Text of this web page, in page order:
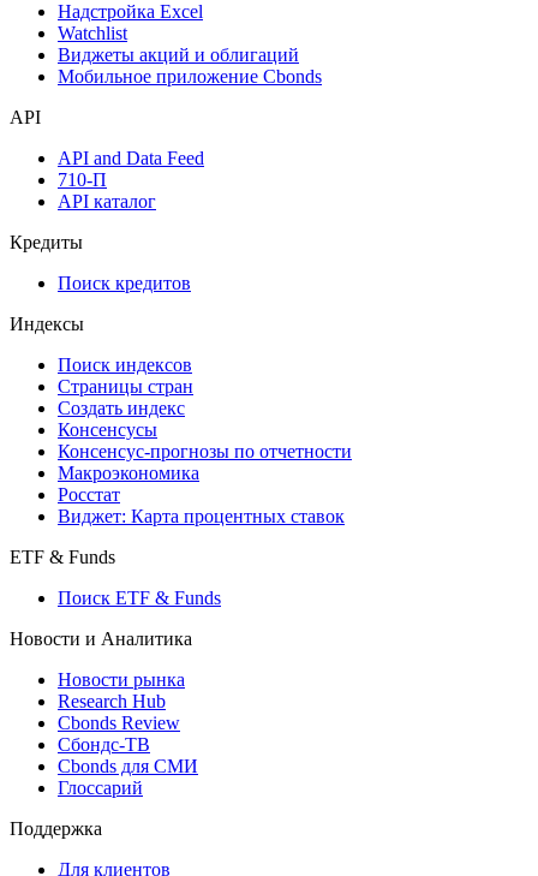
Надстройка Excel
Watchlist
Виджеты акций и облигаций
Мобильное приложение Cbonds
API
API and Data Feed
710-П
API каталог
Кредиты
Поиск кредитов
Индексы
Поиск индексов
Страницы стран
Создать индекс
Консенсусы
Консенсус-прогнозы по отчетности
Макроэкономика
Росстат
Виджет: Карта процентных ставок
ETF & Funds
Поиск ETF & Funds
Новости и Аналитика
Новости рынка
Research Hub
Cbonds Review
Сбондс-ТВ
Cbonds для СМИ
Глоссарий
Поддержка
Для клиентов